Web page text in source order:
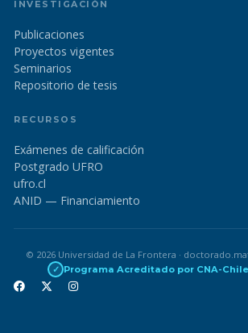
INVESTIGACIÓN
Publicaciones
Proyectos vigentes
Seminarios
Repositorio de tesis
RECURSOS
Exámenes de calificación
Postgrado UFRO
ufro.cl
ANID — Financiamiento
© 2026 Universidad de La Frontera ·
✓ Programa Acreditado por CNA-Chile